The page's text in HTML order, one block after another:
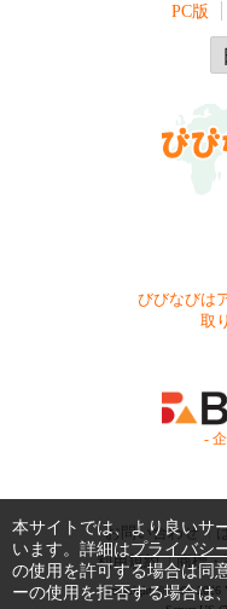
PC版
びびなびは
取
-
お問い合わせ
利用規約
商標・
Copyright © 1999-2026
本サイトでは、より良いサ
います。詳細はプライバシ
の使用を許可する場合は同
ーの使用を拒否する場合は